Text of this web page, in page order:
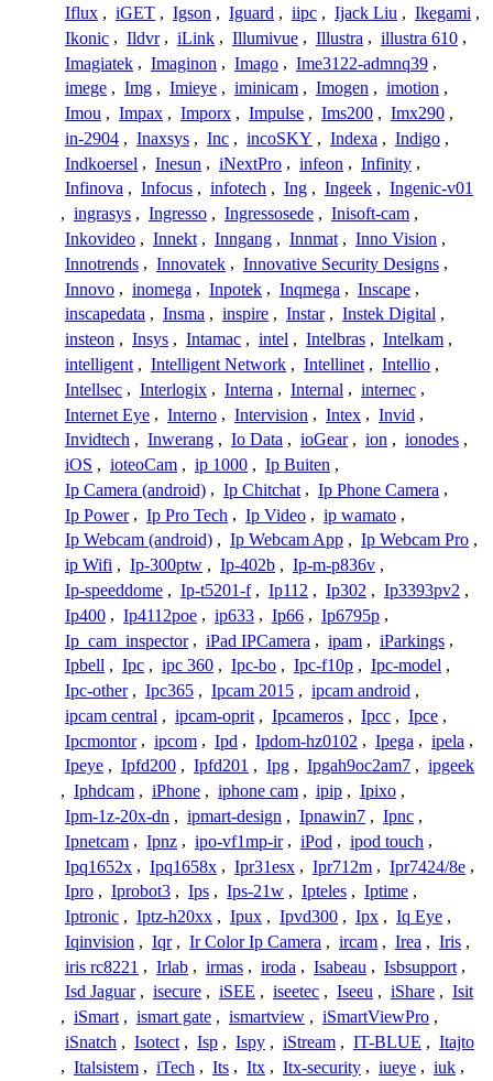
Iflux , iGET , Igson , Iguard , iipc , Ijack Liu , Ikegami ,
Ikonic , Ildvr , iLink , Illumivue , Illustra , illustra 610 ,
Imagiatek , Imaginon , Imago , Ime3122-admnq39 ,
imege , Img , Imieye , iminicam , Imogen , imotion ,
Imou , Impax , Imporx , Impulse , Ims200 , Imx290 ,
in-2904 , Inaxsys , Inc , incoSKY , Indexa , Indigo ,
Indkoersel , Inesun , iNextPro , infeon , Infinity ,
Infinova , Infocus , infotech , Ing , Ingeek , Ingenic-v01
, ingrasys , Ingresso , Ingressosede , Inisoft-cam ,
Inkovideo , Innekt , Inngang , Innmat , Inno Vision ,
Innotrends , Innovatek , Innovative Security Designs ,
Innovo , inomega , Inpotek , Inqmega , Inscape ,
inscapedata , Insma , inspire , Instar , Instek Digital ,
insteon , Insys , Intamac , intel , Intelbras , Intelkam ,
intelligent , Intelligent Network , Intellinet , Intellio ,
Intellsec , Interlogix , Interna , Internal , internec ,
Internet Eye , Interno , Intervision , Intex , Invid ,
Invidtech , Inwerang , Io Data , ioGear , ion , ionodes ,
iOS , ioteoCam , ip 1000 , Ip Buiten ,
Ip Camera (android) , Ip Chitchat , Ip Phone Camera ,
Ip Power , Ip Pro Tech , Ip Video , ip wamato ,
Ip Webcam (android) , Ip Webcam App , Ip Webcam Pro ,
ip Wifi , Ip-300ptw , Ip-402b , Ip-m-p836v ,
Ip-speeddome , Ip-t5201-f , Ip112 , Ip302 , Ip3393pv2 ,
Ip400 , Ip4112poe , ip633 , Ip66 , Ip6795p ,
Ip_cam_inspector , iPad IPCamera , ipam , iParkings ,
Ipbell , Ipc , ipc 360 , Ipc-bo , Ipc-f10p , Ipc-model ,
Ipc-other , Ipc365 , Ipcam 2015 , ipcam android ,
ipcam central , ipcam-oprit , Ipcameros , Ipcc , Ipce ,
Ipcmontor , ipcom , Ipd , Ipdom-hz0102 , Ipega , ipela ,
Ipeye , Ipfd200 , Ipfd201 , Ipg , Ipgah9oc2am7 , ipgeek
, Iphdcam , iPhone , iphone cam , ipip , Ipixo ,
Ipm-1z-20x-dn , ipmart-design , Ipnawin7 , Ipnc ,
Ipnetcam , Ipnz , ipo-vf1mp-ir , iPod , ipod touch ,
Ipq1652x , Ipq1658x , Ipr31esx , Ipr712m , Ipr7424/8e ,
Ipro , Iprobot3 , Ips , Ips-21w , Ipteles , Iptime ,
Iptronic , Iptz-h20xx , Ipux , Ipvd300 , Ipx , Iq Eye ,
Iqinvision , Iqr , Ir Color Ip Camera , ircam , Irea , Iris ,
iris rc8221 , Irlab , irmas , iroda , Isabeau , Isbsupport ,
Isd Jaguar , isecure , iSEE , iseetec , Iseeu , iShare , Isit
, iSmart , ismart gate , ismartview , iSmartViewPro ,
iSnatch , Isotect , Isp , Ispy , iStream , IT-BLUE , Itajto
, Italsistem , iTech , Its , Itx , Itx-security , iueye , iuk ,